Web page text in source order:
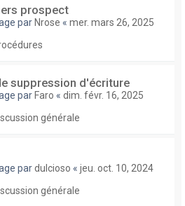
prospect
par Nrose « mer. mars 26, 2025
suppression d'écriture
par Faro « dim. févr. 16, 2025
générale
pardulcioso « jeu. oct. 10, 2024
générale